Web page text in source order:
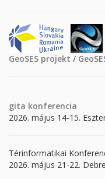
GeoSES projekt /
gita konferencia
2026. május 14-15.
Térinformatikai
2026. május 21-22.